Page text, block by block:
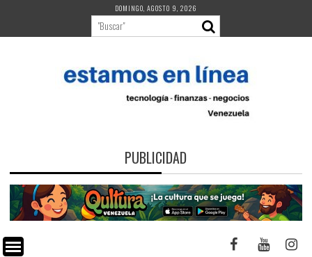
contenido
DOMINGO, AGOSTO 9, 2026
PUBLICIDAD